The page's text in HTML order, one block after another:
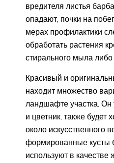
вредителя листья
опадают, почки на
мерах профилактики
обработать растения
стирального мыла
Красивый и
находит множество
ландшафте участка. Он
и цветник, также будет
около искусственного
формированные кусты
используют в качестве